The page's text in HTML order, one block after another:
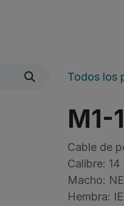
Todos los
M1-
Cable de
Calibre: 14
Macho:
Hembra: